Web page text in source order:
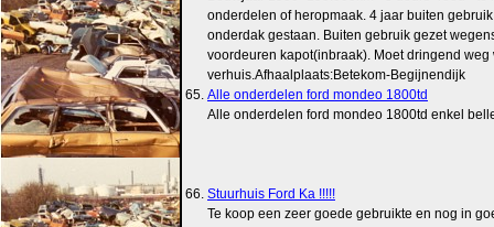
onderdelen of heropmaak. 4 jaar buiten
onderdak gestaan. Buiten gebruik gezet
voordeuren kapot(inbraak). Moet dringend weg
verhuis.Afhaalplaats:Betekom-Begijnendijk
65. Alle onderdelen ford mondeo 1800td
Alle onderdelen ford mondeo 1800td enkel
66. Stuurhuis Ford Ka !!!!!
Te koop een zeer goede gebruikte en nog in